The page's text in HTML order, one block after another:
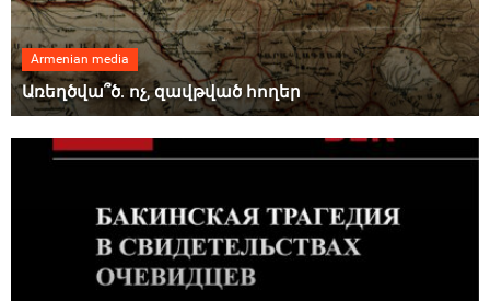
Armenian media
Առեղծվա՞ծ. ոչ, զավթված հողեր